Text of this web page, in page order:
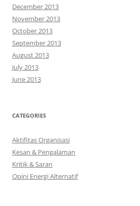
December 2013
November 2013
October 2013
September 2013
August 2013
July 2013
June 2013
CATEGORIES
Aktifitas Organisasi
Kesan & Pengalaman
Kritik & Saran
Opini Energi Alternatif